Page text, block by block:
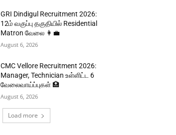
GRI Dindigul Recruitment 2026:
12ம் வகுப்பு தகுதியில் Residential
Matron வேலை 👩‍💼
August 6, 2026
CMC Vellore Recruitment 2026:
Manager, Technician உள்ளிட்ட 6
வேலைவாய்ப்புகள் 🏥
August 6, 2026
Load more